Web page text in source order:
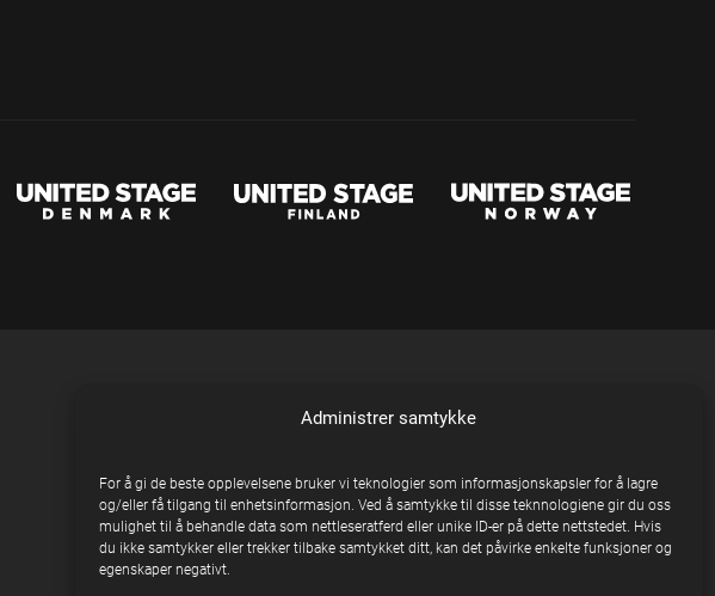
Administrer samtykke
For å gi de beste opplevelsene bruker vi teknologier som informasjonskapsler for å lagre
og/eller få tilgang til enhetsinformasjon. Ved å samtykke til disse teknnologiene gir du oss
mulighet til å behandle data som nettleseratferd eller unike ID-er på dette nettstedet. Hvis
du ikke samtykker eller trekker tilbake samtykket ditt, kan det påvirke enkelte funksjoner og
egenskaper negativt.